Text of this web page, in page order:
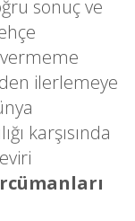
sonuç ve
ilerlemeye
karşısında